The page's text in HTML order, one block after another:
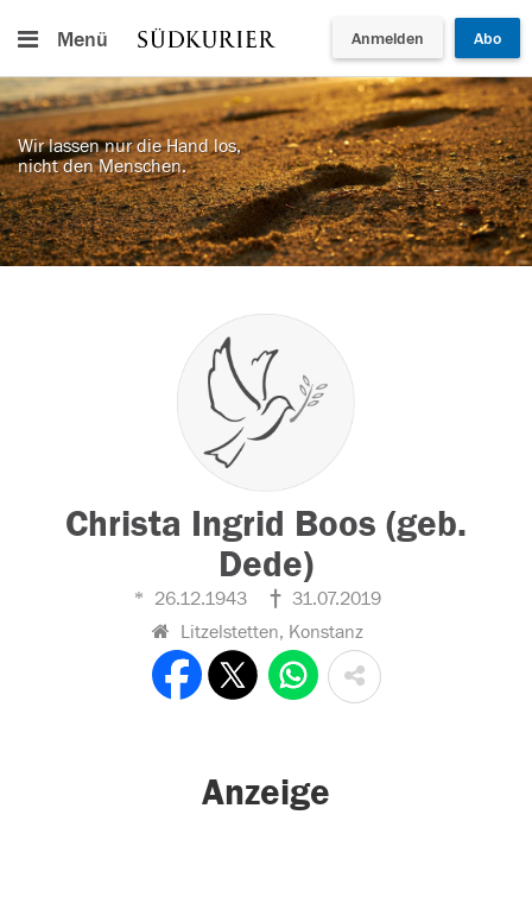
Menü Anmelden Abo
Wir lassen nur die Hand los,
nicht den Menschen.
Christa Ingrid Boos (geb.
Dede)
26.12.1943
31.07.2019
Litzelstetten, Konstanz
Anzeige